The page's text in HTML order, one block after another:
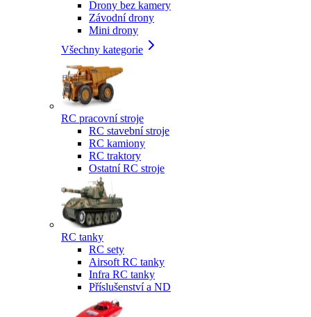
Drony bez kamery
Závodní drony
Mini drony
Všechny kategorie
RC pracovní stroje
RC stavební stroje
RC kamiony
RC traktory
Ostatní RC stroje
RC tanky
RC sety
Airsoft RC tanky
Infra RC tanky
Příslušenství a ND